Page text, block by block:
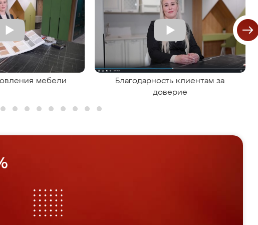
мебели
Благодарность клиентам за
доверие